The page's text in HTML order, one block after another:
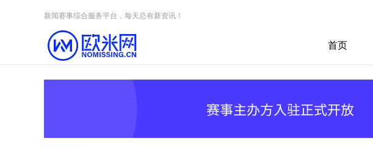
新闻赛事综合服务平台，每天总有新资讯！
首页